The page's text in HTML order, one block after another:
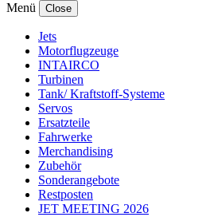
Menü Close
Jets
Motorflugzeuge
INTAIRCO
Turbinen
Tank/ Kraftstoff-Systeme
Servos
Ersatzteile
Fahrwerke
Merchandising
Zubehör
Sonderangebote
Restposten
JET MEETING 2026